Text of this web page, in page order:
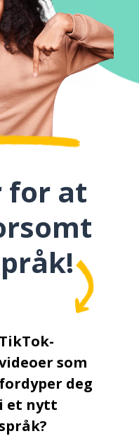
for at
TikTok-
som
fordyper deg
i et nytt